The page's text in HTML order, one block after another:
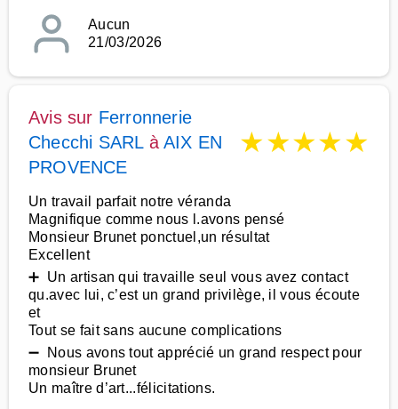
Aucun
21/03/2026
Avis sur Ferronnerie
Checchi SARLàAIX EN
PROVENCE
★★★★★
Un travail parfait notre véranda
Magnifique comme nous l.avons pensé
Monsieur Brunet ponctuel,un résultat
Excellent
➕ Un artisan qui travaille seul vous avez contact
qu.avec lui, c’est un grand privilège, il vous écoute
et
Tout se fait sans aucune complications
➖ Nous avons tout apprécié un grand respect pour
monsieur Brunet
Un maître d’art...félicitations.